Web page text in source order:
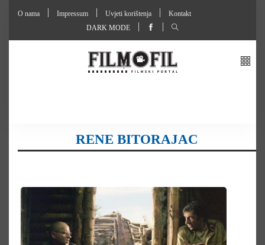
O nama Impressum Uvjeti korištenja
Kontakt
DARK MODE
RENE BITORAJAC